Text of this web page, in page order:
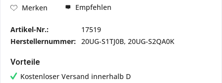
Merken Empfehlen
Artikel-Nr.:
17519
Herstellernummer: 20UG-S1TJ0B, 20UG-S2QA0K
Vorteile
Kostenloser Versand innerhalb D